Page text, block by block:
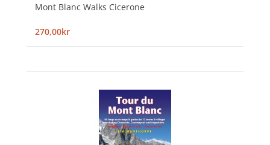
Mont Blanc Walks Cicerone
270,00kr